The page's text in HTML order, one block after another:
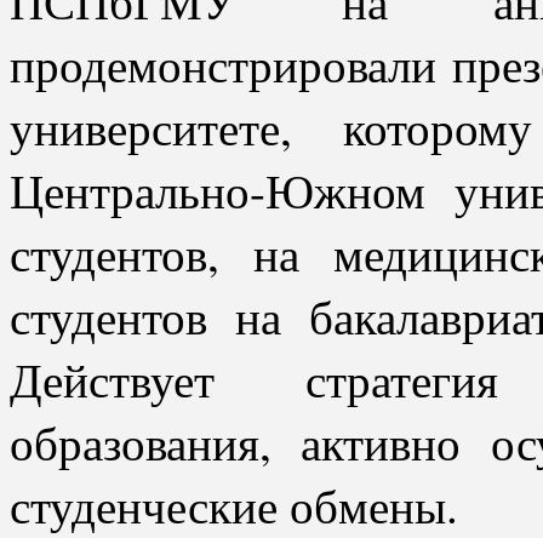
продемонстрировали
университете,
Центрально-Южном
студентов, на
студентов на
Действует
образования, активно
студенческие обмены.